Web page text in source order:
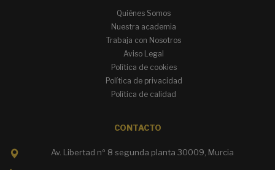
Quiénes Somos
Nuestra academia
Trabaja con Nosotros
Aviso Legal
Política de cookies
Política de privacidad
Política de calidad
CONTACTO
Av. Libertad nº 8 segunda planta 30009, Murcia